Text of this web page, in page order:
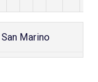
San Marino